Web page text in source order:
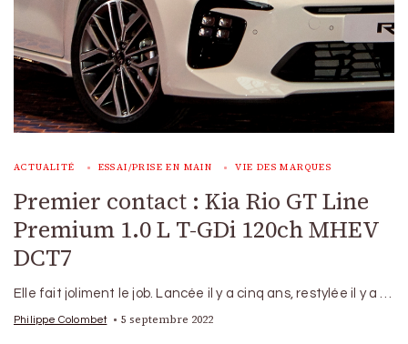
ACTUALITÉ ESSAI/PRISE EN MAIN VIE DES MARQUES
Premier contact : Kia Rio GT Line
Premium 1.0 L T-GDi 120ch MHEV
DCT7
Elle fait joliment le job. Lancée il y a cinq ans, restylée il y a …
Philippe Colombet 5 septembre 2022